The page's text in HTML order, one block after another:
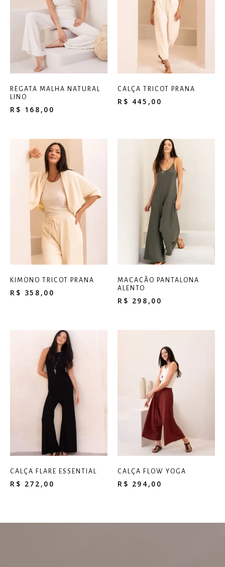
85% viscose, 8% elastano e 7% linho.
Modelo:
1,78m de altura e veste tamanho M.
REGATA MALHA NATURAL
LINO
R$ 168,00
CALÇA TRICOT PRANA
R$ 445,00
KIMONO TRICOT PRANA
R$ 358,00
MACACÃO PANTALONA
ALENTO
R$ 298,00
CALÇA FLARE ESSENTIAL
R$ 272,00
CALÇA FLOW YOGA
R$ 294,00